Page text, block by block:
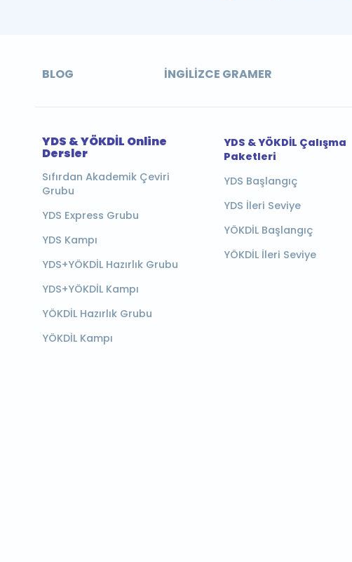
BLOG İNGILIZCE GRAMER
YDS & YÖKDİL Online
Dersler
Sıfırdan Akademik Çeviri
Grubu
YDS Express Grubu
YDS Kampı
YDS+YÖKDİL Hazırlık Grubu
YDS+YÖKDİL Kampı
YÖKDİL Hazırlık Grubu
YÖKDİL Kampı
YDS & YÖKDİL Çalışma
Paketleri
YDS Başlangıç
YDS İleri Seviye
YÖKDİL Başlangıç
YÖKDİL İleri Seviye